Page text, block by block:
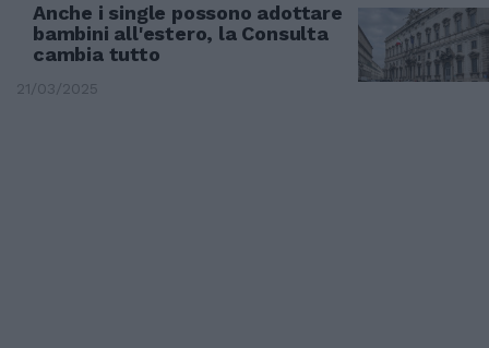
Anche i single possono adottare
bambini all'estero, la Consulta
cambia tutto
21/03/2025